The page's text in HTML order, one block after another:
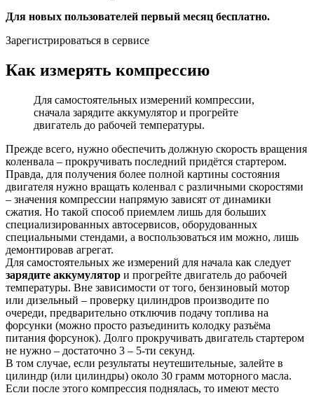
Для новых пользователей первый месяц бесплатно.
Зарегистрироваться в сервисе
Как измерять компрессию
Для самостоятельных измерений компрессии,
сначала зарядите аккумулятор и прогрейте
двигатель до рабочей температуры.
Прежде всего, нужно обеспечить должную скорость вращения
коленвала – прокручивать последний придётся стартером.
Правда, для получения более полной картины состояния
двигателя нужно вращать коленвал с различными скоростями
– значения компрессии напрямую зависят от динамики
сжатия. Но такой способ приемлем лишь для больших
специализированных автосервисов, оборудованных
специальными стендами, а воспользоваться им можно, лишь
демонтировав агрегат.
Для самостоятельных же измерений для начала как следует
зарядите аккумулятор и прогрейте двигатель до рабочей
температуры. Вне зависимости от того, бензиновый мотор
или дизельный – проверку цилиндров производите по
очереди, предварительно отключив подачу топлива на
форсунки (можно просто разъединить колодку разъёма
питания форсунок). Долго прокручивать двигатель стартером
не нужно – достаточно 3 – 5-ти секунд.
В том случае, если результаты неутешительные, залейте в
цилиндр (или цилиндры) около 30 грамм моторного масла.
Если после этого компрессия поднялась, то имеют место